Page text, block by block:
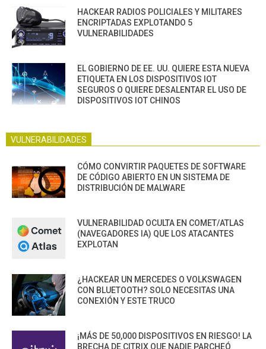
HACKEAR RADIOS POLICIALES Y MILITARES
ENCRIPTADAS EXPLOTANDO 5
VULNERABILIDADES
EL GOBIERNO DE EE. UU. QUIERE ESTA NUEVA
ETIQUETA EN LOS DISPOSITIVOS IOT
SEGUROS O QUIERE DESALENTAR EL USO DE
DISPOSITIVOS IOT CHINOS
VULNERABILIDADES
CÓMO CONVIRTIR PAQUETES DE SOFTWARE
DE CÓDIGO ABIERTO EN UN SISTEMA DE
DISTRIBUCIÓN DE MALWARE
VULNERABILIDAD OCULTA EN COMET/ATLAS
(NAVEGADORES IA) QUE LOS ATACANTES
EXPLOTAN
¿HACKEAR UN MERCEDES O VOLKSWAGEN
CON BLUETOOTH? SOLO NECESITAS UNA
CONEXIÓN Y ESTE TRUCO
¡MÁS DE 50,000 DISPOSITIVOS EN RIESGO! LA
BRECHA DE CITRIX QUE NADIE PARCHEÓ